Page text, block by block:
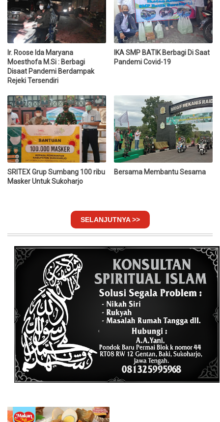
Ir. Roose Ida Maryana
Moesthofa M.Si : Berbagi
Disaat Pandemi Berdampak
Rejeki Tersendiri
IKA SMP BATIK Berbagi Di Saat
Pandemi Covid-19
SRITEX Grup Sumbang 100 ribu
Masker Untuk Sukoharjo
Bersama Membantu Sesama
SELANJUTNYA >>